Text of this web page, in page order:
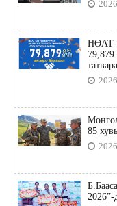
НӨАТ-
85
2026”-